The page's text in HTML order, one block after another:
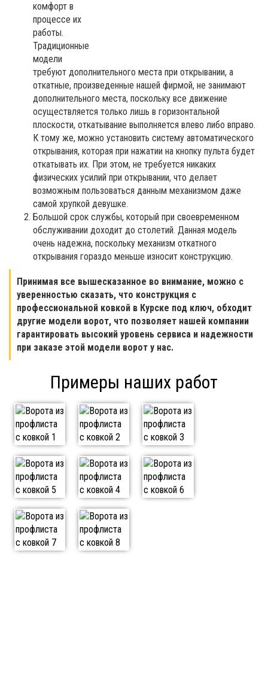
комфорт в
процессе их
работы.
Традиционные
модели
требуют дополнительного места при открывании, а
откатные, произведенные нашей фирмой, не занимают
дополнительного места, поскольку все движение
осуществляется только лишь в горизонтальной
плоскости, откатывание выполняется влево либо вправо.
К тому же, можно установить систему автоматического
открывания, которая при нажатии на кнопку пульта будет
откатывать их. При этом, не требуется никаких
физических усилий при открывании, что делает
возможным пользоваться данным механизмом даже
самой хрупкой девушке.
Большой срок службы, который при своевременном
обслуживании доходит до столетий. Данная модель
очень надежна, поскольку механизм откатного
открывания гораздо меньше износит конструкцию.
Принимая все вышесказанное во внимание, можно с
уверенностью сказать, что конструкция с
профессиональной ковкой в Курске под ключ, обходит
другие модели ворот, что позволяет нашей компании
гарантировать высокий уровень сервиса и надежности
при заказе этой модели ворот у нас.
Примеры наших работ